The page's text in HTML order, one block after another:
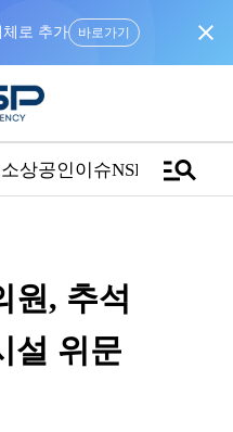
체로 추가 바로가기 close
소상공인이슈NSPTVmanage_search
원, 추석
설 위문